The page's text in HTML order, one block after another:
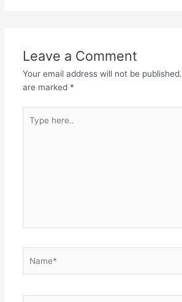
Leave a Comment
Your email address will not be published.
are marked *
here..